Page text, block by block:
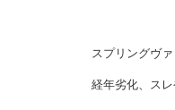
スプリングヴ
経年劣化、ス